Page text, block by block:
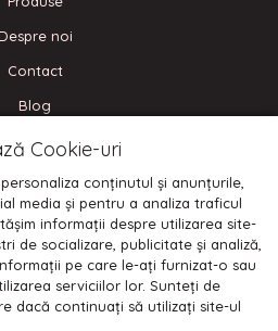
noi
Contact
Blog
TE
cu cardul:
Cookie-uri
conținutul și anunțurile,
media și pentru a analiza traficul
informații despre utilizarea site-
de socializare, publicitate și analiză,
pe care le-ați furnizat-o sau
serviciilor lor. Sunteți de
dacă continuați să utilizați site-ul